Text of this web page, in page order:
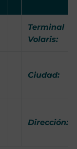
Terminal
Volaris:
Ciudad:
Dirección: